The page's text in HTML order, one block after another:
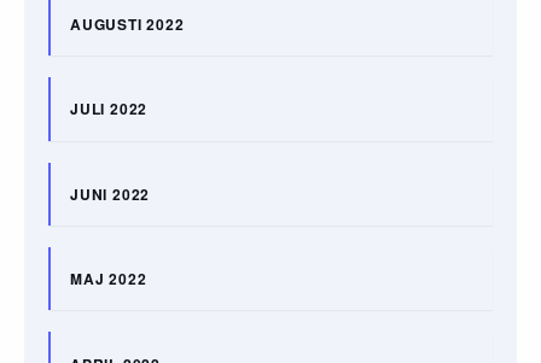
AUGUSTI 2022
JULI 2022
JUNI 2022
MAJ 2022